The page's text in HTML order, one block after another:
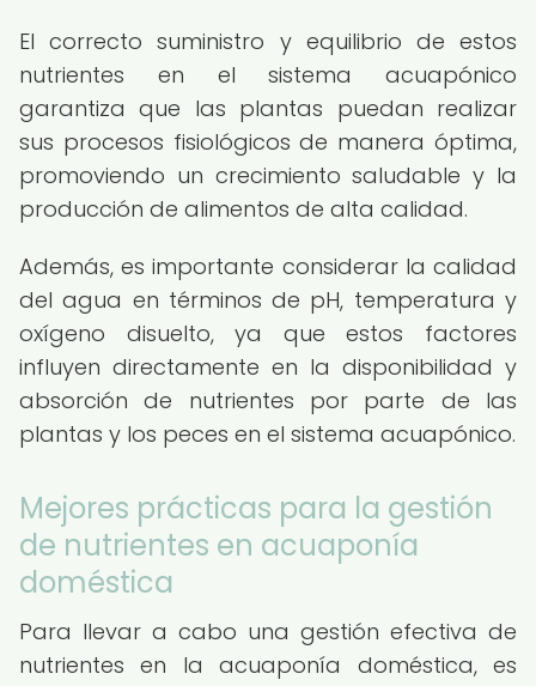
El correcto suministro y equilibrio de estos
nutrientes en el sistema acuapónico
garantiza que las plantas puedan realizar
sus procesos fisiológicos de manera óptima,
promoviendo un crecimiento saludable y la
producción de alimentos de alta calidad.
Además, es importante considerar la calidad
del agua en términos de pH, temperatura y
oxígeno disuelto, ya que estos factores
influyen directamente en la disponibilidad y
absorción de nutrientes por parte de las
plantas y los peces en el sistema acuapónico.
Mejores prácticas para la gestión
de nutrientes en acuaponía
doméstica
Para llevar a cabo una gestión efectiva de
nutrientes en la acuaponía doméstica, es